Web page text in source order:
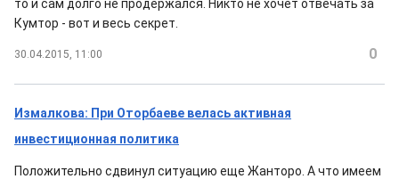
то и сам долго не продержался. Никто не хочет отвечать за
Кумтор - вот и весь секрет.
30.04.2015, 11:00 0
Измалкова: При Оторбаеве велась активная
инвестиционная политика
Положительно сдвинул ситуацию еще Жанторо. А что имеем